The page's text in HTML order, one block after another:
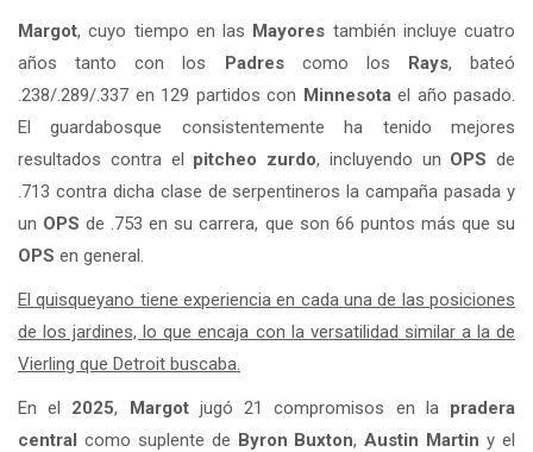
Margot, cuyo tiempo en las Mayores también incluye cuatro
años tanto con los Padrescomo los Rays, bateó
.238/.289/.337 en 129 partidos con Minnesotael año pasado.
El guardabosque consistentemente ha tenido mejores
resultados contra el pitcheo zurdo, incluyendo un OPS de
.713 contra dicha clase de serpentineros la campaña pasada y
un OPS de .753 en su carrera, que son 66 puntos más que su
OPS en general.
El quisqueyano tiene experiencia en cada una de las posiciones
de los jardines, lo que encaja con la versatilidad similar a la de
Vierling que Detroit buscaba.
En el 2025, Margotjugó 21 compromisos en la pradera
central como suplente de Byron Buxton,Austin Martin y el